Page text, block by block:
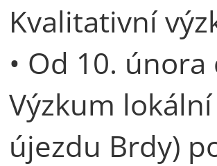
Kvalitativní
• Od 10.
Výzkum
újezdu Brdy)